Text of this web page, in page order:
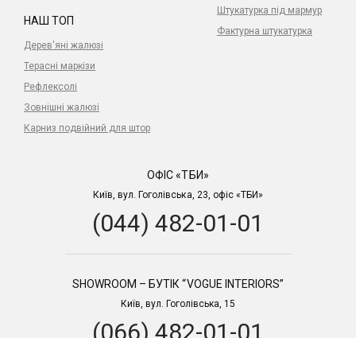
Штукатурка під мармур
Фактурна штукатурка
НАШ ТОП
Дерев'яні жалюзі
Терасні маркізи
Рефлексолі
Зовнішні жалюзі
Карниз подвійний для штор
ОФІС «ТБИ»
Київ, вул. Гоголівська, 23, офіс «ТБИ»
(044) 482-01-01
SHOWROOM – БУТІК “VOGUE INTERIORS”
Київ, вул. Гоголівська, 15
(066) 482-01-01